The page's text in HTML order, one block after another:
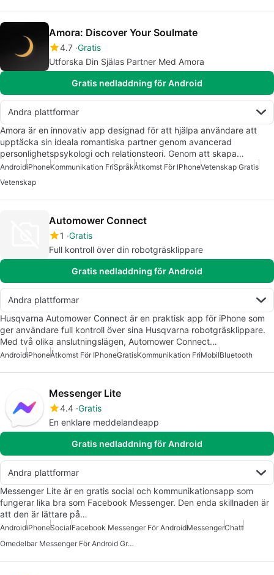
Amora: Discover Your Soulmate
4.7 Gratis
Utforska Din Själas Partner Med Amora
Gratis nedladdning för Android
Andra plattformar
Amora är en innovativ app designad för att hjälpa användare att
upptäcka sin ideala romantiska partner genom avancerad
personlighetspsykologi och relationsteori. Genom att skapa…
AndroidiPhoneKommunikation FriSpråkÅtkomst För IPhoneVetenskap Gratis
Vetenskap
Automower Connect
1 Gratis
Full kontroll över din robotgräsklippare
Gratis nedladdning för Android
Andra plattformar
Husqvarna Automower Connect är en praktisk app för iPhone som
ger användare full kontroll över sina Husqvarna robotgräsklippare.
Med två olika anslutningslägen, Automower Connect…
AndroidiPhoneÅtkomst För IPhoneGratisKommunikation FriMobilBluetooth
Messenger Lite
4.4 Gratis
En enklare meddelandeapp
Gratis nedladdning för Android
Andra plattformar
Messenger Lite är en gratis social och kommunikationsapp som
fungerar lika bra som Facebook Messenger. Den enda skillnaden är
att den är lättare på…
AndroidiPhoneSocialFacebook Messenger För AndroidMessengerChatt
Omedelbar Messenger För Android Gratis